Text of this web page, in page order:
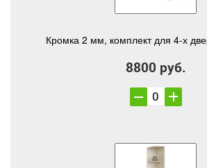
Кромка 2 мм, комплект для 4-х
8800 руб.